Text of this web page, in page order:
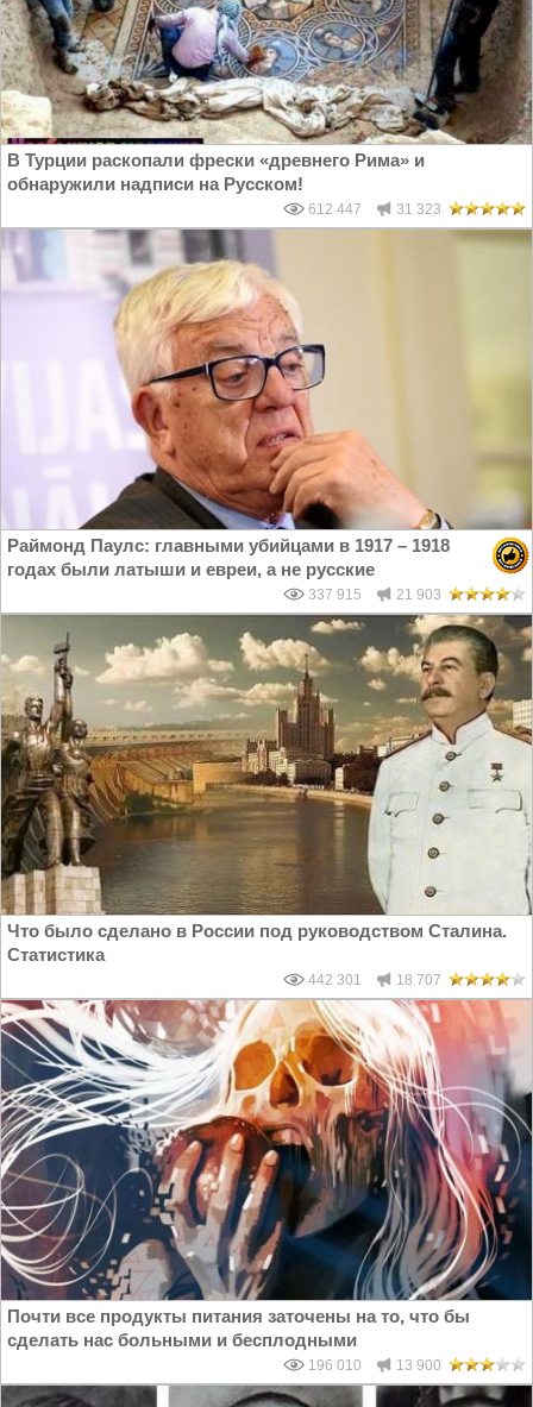
В Турции раскопали фрески «древнего Рима» и
обнаружили надписи на Русском!
612 447 31 323
Раймонд Паулс: главными убийцами в 1917 – 1918
годах были латыши и евреи, а не русские
337 915 21 903
Что было сделано в России под руководством Сталина.
Статистика
442 301 18 707
Почти все продукты питания заточены на то, что бы
сделать нас больными и бесплодными
196 010 13 900